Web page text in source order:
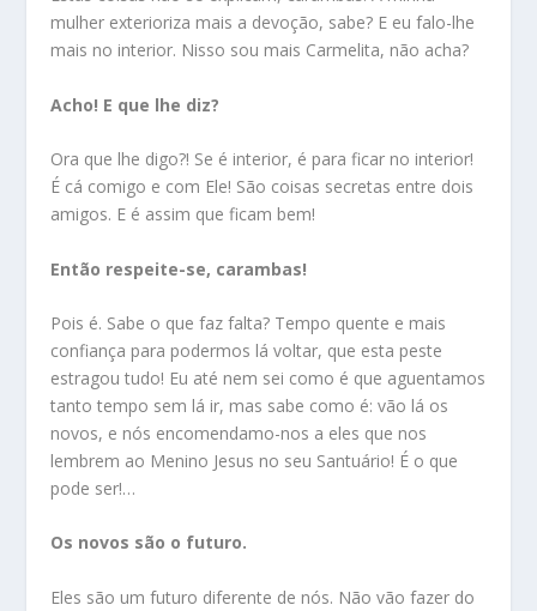
mulher exterioriza mais a devoção, sabe? E eu falo-lhe
mais no interior. Nisso sou mais Carmelita, não acha?
Acho! E que lhe diz?
Ora que lhe digo?! Se é interior, é para ficar no interior!
É cá comigo e com Ele! São coisas secretas entre dois
amigos. E é assim que ficam bem!
Então respeite-se, carambas!
Pois é. Sabe o que faz falta? Tempo quente e mais
confiança para podermos lá voltar, que esta peste
estragou tudo! Eu até nem sei como é que aguentamos
tanto tempo sem lá ir, mas sabe como é: vão lá os
novos, e nós encomendamo-nos a eles que nos
lembrem ao Menino Jesus no seu Santuário! É o que
pode ser!…
Os novos são o futuro.
Eles são um futuro diferente de nós. Não vão fazer do